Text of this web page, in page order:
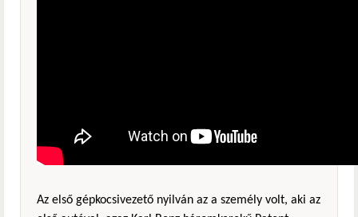
Az első gépkocsivezető nyilván az a személy volt, aki az